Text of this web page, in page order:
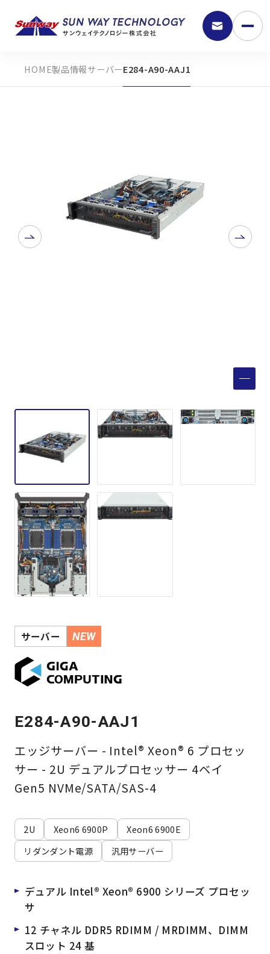
9:30 - 18:00
ニュース
技術情報
よくある質問
弊社の強み
サポート
製品情報サーバーE284-A90-AAJ1
サーバー NEW
E284-A90-AAJ1
エッジサーバー - Intel® Xeon® 6 プロセッ
サー - 2U デュアルプロセッサー 4ベイ
Gen5 NVMe/SATA/SAS-4
2U Xeon6 6900P
Xeon6 6900E
リダンダント電源
汎用サーバー
デュアル Intel® Xeon® 6900 シリーズ プロセッ
サ
12 チャネル DDR5 RDIMM / MRDIMM、DIMM
スロット 24 基